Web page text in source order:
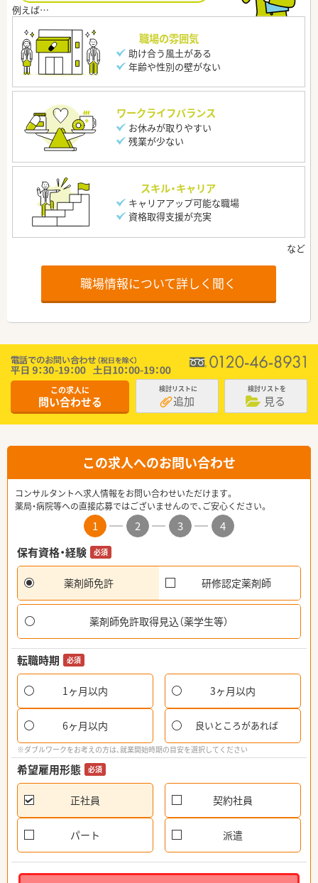
職場の雰囲気
助け合う風土がある
年齢や性別の壁がない
ワークライフバランス
お休みが取りやすい
残業が少ない
スキル・キャリア
キャリアアップ可能な職場
資格取得支援が充実
職場情報について詳しく聞く
この求人に
問い合わせる
検討リストに
追加
検討リストを
見る
この求人へのお問い合わせ
コンサルタントへ求人情報をお問い合わせいただけます。
薬局・病院等への直接応募ではございませんので、ご安心ください。
1 2 3
4
保有資格・経験
必須
薬剤師免許 研修認定薬剤師
薬剤師免許取得見込（薬学生等）
転職時期 必須
1ヶ月以内 3ヶ月以内
6ヶ月以内 良いところがあれば
※ダブルワークをお考えの方は、就業開始時期の目安を選択してください
希望雇用形態 必須
正社員 契約社員
パート 派遣